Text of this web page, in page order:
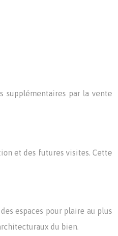
supplémentaires par la vente
et des futures visites. Cette
espaces pour plaire au plus
du bien.